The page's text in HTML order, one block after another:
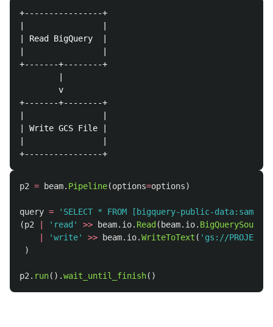
+----------------+
| Read BigQuery  |
+-------+--------+
        v
+-------+--------+
| Write GCS File |
p2 = beam. Pipeline(options=options)
query = ' SELECT * FROM [bigquery-public-
(p2 ' read ' >> beam. io. Read ( beam. io. BigQuerySource
'write' >> beam. io.WriteToText ( ' gs://
)
p2 . run().wait_until_finish()